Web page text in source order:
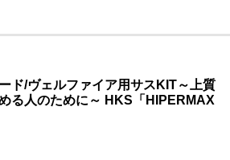
ド/ヴェルファイア用サスKIT～上質
る人のために～ HKS「HIPERMAX